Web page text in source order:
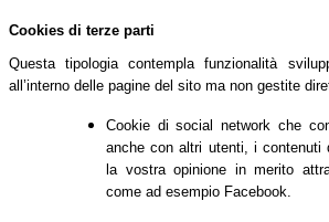
Cookies di terze parti
Questa tipologia contempla funzionalità
all’interno delle pagine del sito ma non gestite
Cookie di social network che
anche con altri utenti, i contenuti
la vostra opinione in merito
come ad esempio Facebook.